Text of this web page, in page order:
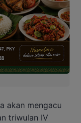
akan mengacu
triwulan IV